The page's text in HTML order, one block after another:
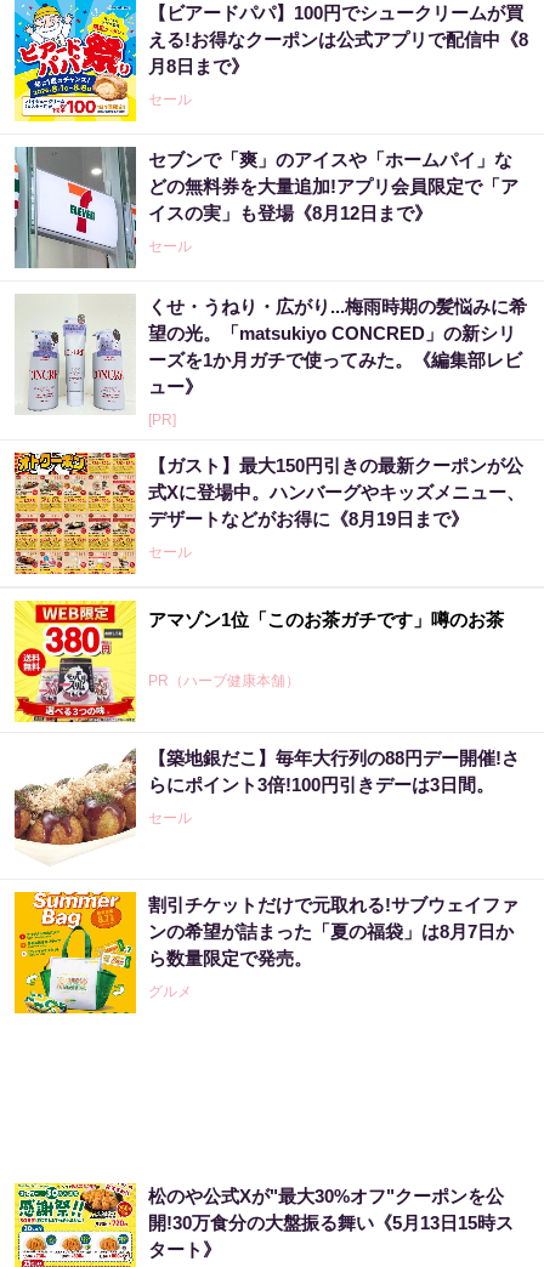
【ビアードパパ】100円でシュークリームが買
える!お得なクーポンは公式アプリで配信中《8
月8日まで》
セール
セブンで「爽」のアイスや「ホームパイ」な
どの無料券を大量追加!アプリ会員限定で「ア
イスの実」も登場《8月12日まで》
セール
くせ・うねり・広がり...梅雨時期の髪悩みに希
望の光。「matsukiyo CONCRED」の新シリ
ーズを1か月ガチで使ってみた。《編集部レビ
ュー》
[PR]
【ガスト】最大150円引きの最新クーポンが公
式Xに登場中。ハンバーグやキッズメニュー、
デザートなどがお得に《8月19日まで》
セール
アマゾン1位「このお茶ガチです」噂のお茶
PR（ハーブ健康本舗）
楽天週間ランキング1位！シリーズ累計3億包
のスッキリ茶。380円でお試し
PR（ハーブ健康本舗）
宝くじ当たる人だけが気づいている違い
PR（合同会社デジタルファーム ）
【宝くじの裏技】当たる側に回るか、このま
まか
PR（合同会社デジタルファーム ）
【築地銀だこ】毎年大行列の88円デー開催!さ
らにポイント3倍!100円引きデーは3日間。
セール
割引チケットだけで元取れる!サブウェイファ
ンの希望が詰まった「夏の福袋」は8月7日か
ら数量限定で発売。
グルメ
松のや公式Xが"最大30%オフ"クーポンを公
開!30万食分の大盤振る舞い《5月13日15時ス
タート》